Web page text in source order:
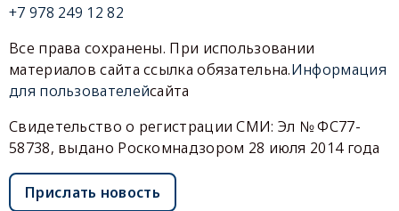
+7 978 249 12 82
Все права сохранены. При использовании
материалов сайта ссылка обязательна.Информация
для пользователейсайта
Свидетельство о регистрации СМИ: Эл № ФС77-
58738, выдано Роскомнадзором 28 июля 2014 года
Прислать новость